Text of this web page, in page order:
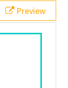
bottom ,
Preview